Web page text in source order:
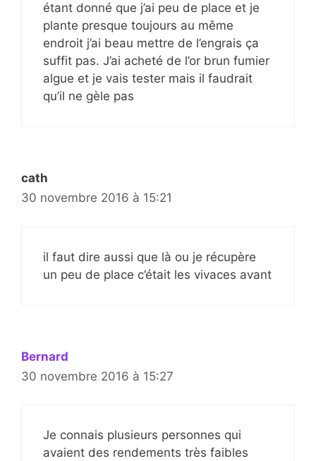
étant donné que j’ai peu de place et je
plante presque toujours au même
endroit j’ai beau mettre de l’engrais ça
suffit pas. J’ai acheté de l’or brun fumier
algue et je vais tester mais il faudrait
qu’il ne gèle pas
cath
30 novembre 2016 à 15:21
il faut dire aussi que là ou je récupère
un peu de place c’était les vivaces avant
Bernard
30 novembre 2016 à 15:27
Je connais plusieurs personnes qui
avaient des rendements très faibles